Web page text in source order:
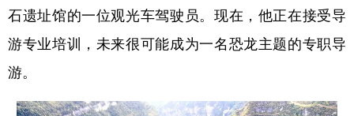
石遗址馆的一位观光车驾驶员。现在，他正在接受导
游专业培训，未来很可能成为一名恐龙主题的专职导
游。